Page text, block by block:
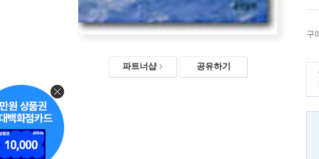
파트너샵 공유하기
구